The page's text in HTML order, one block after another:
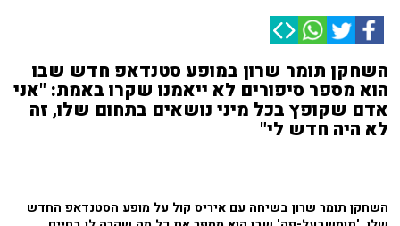
השחקן תומר שרון במופע סטנדאפ חדש שבו
הוא מספר סיפורים לא ייאמנו שקרו באמת: "אני
אדם שקופץ בכל מיני נושאים בתחום שלו, זה
לא היה חדש לי"
השחקן תומר שרון בשיחה עם איריס קול על מופע הסטנדאפ החדש